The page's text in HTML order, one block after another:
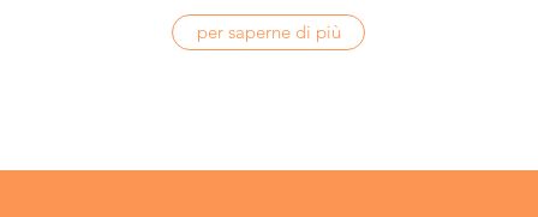
per saperne di più